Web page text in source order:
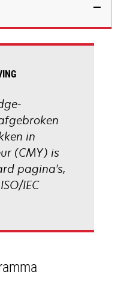
in
(CMY) is
pagina's,
IEC